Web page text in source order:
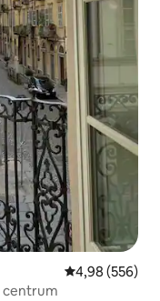
4,98 av 5 i
4,98 (556)
centrum